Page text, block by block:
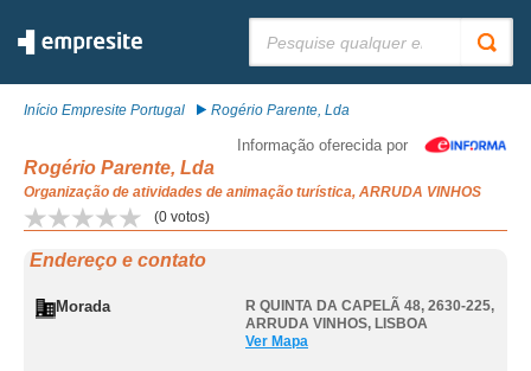
Início Empresite Portugal Rogério Parente, Lda
Informação oferecida por
Rogério Parente, Lda
Organização de atividades de animação turística, ARRUDA VINHOS
(0 votos)
Endereço e contato
Morada R QUINTA DA CAPELÃ 48, 2630-225,
ARRUDA VINHOS, LISBOA
Ver Mapa